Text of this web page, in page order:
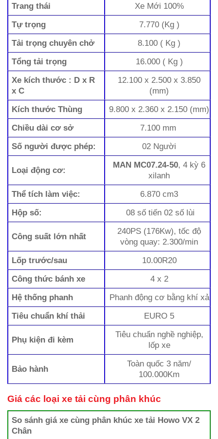
Trang thái
Xe Mới 100%
Tự trọng
7.770 (Kg )
Tải trọng chuyên chở
8.100 ( Kg )
Tổng tải trọng
16.000 ( Kg )
Xe kích thước : D x R
x C
12.100 x 2.500 x 3.850
(mm)
Kích thước Thùng
9.800 x 2.360 x 2.150 (mm)
Chiều dài cơ sở
7.100 mm
Số người được phép:
02 Người
Loại động cơ:
MAN MC07.24-50, 4 kỳ 6
xilanh
Thể tích làm việc:
6.870 cm3
Hộp số:
08 số tiến 02 số lùi
Công suất lớn nhất
240PS (176Kw), tốc độ
vòng quay: 2.300/min
Lốp trước/sau
10.00R20
Công thức bánh xe
4 x 2
Hệ thống phanh
Phanh động cơ bằng khí xả
Tiêu chuẩn khí thải
EURO 5
Phụ kiện đi kèm
Tiêu chuẩn nghề nghiệp,
lốp xe
Bảo hành
Toàn quốc 3 năm/
100.000Km
Giá các loại xe tải cùng phân khúc
So sánh giá xe cùng phân khúc xe tải Howo VX 2
Chân